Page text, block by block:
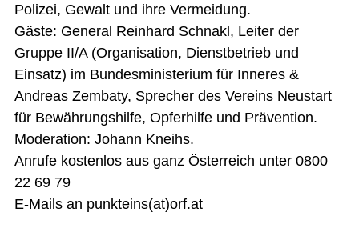
Polizei, Gewalt und ihre Vermeidung.
Gäste: General Reinhard Schnakl, Leiter der
Gruppe II/A (Organisation, Dienstbetrieb und
Einsatz) im Bundesministerium für Inneres &
Andreas Zembaty, Sprecher des Vereins Neustart
für Bewährungshilfe, Opferhilfe und Prävention.
Moderation: Johann Kneihs.
Anrufe kostenlos aus ganz Österreich unter 0800
22 69 79
E-Mails an punkteins(at)orf.at